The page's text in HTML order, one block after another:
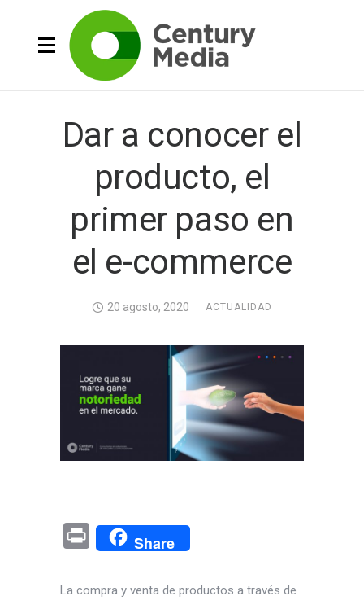
Dar a conocer el
producto, el
primer paso en
el e-commerce
20 agosto, 2020 ACTUALIDAD
Pr
in
t
Share
La compra y venta de productos a través de